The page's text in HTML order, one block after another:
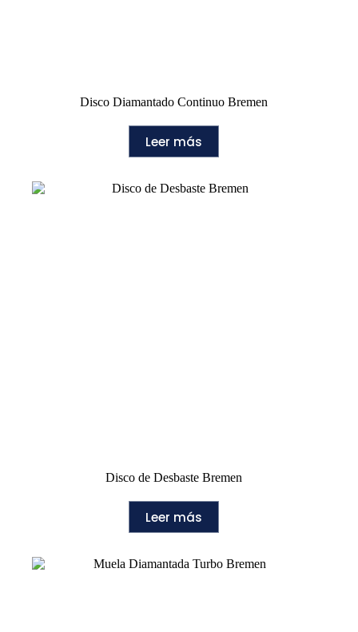
Disco Diamantado Continuo Bremen
Leer más
Disco de Desbaste Bremen
Leer más